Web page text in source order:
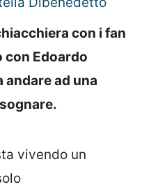
con i fan
con Edoardo
andare ad una
vivendo un